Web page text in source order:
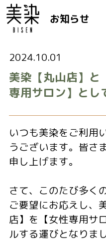
お知らせ
2024.10.01
美染【丸山店】と
専用サロン】とし
いつも美染をご利用
うございます。皆さ
申し上げます。
さて、このたび多く
ご要望にお応えし、
店】を【女性専用サ
ルする運びとなりま